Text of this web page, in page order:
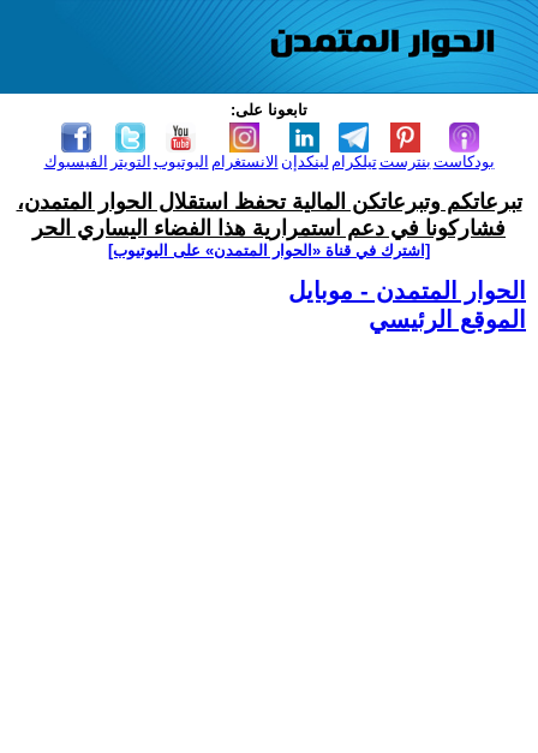
تابعونا على:
الفيسبوك التويتر اليوتيوب الانستغرام لينكدإن تيلكرامبنترست بودكاست
تبرعاتكم وتبرعاتكن المالية تحفظ استقلال الحوار المتمدن،
فشاركونا في دعم استمرارية هذا الفضاء اليساري الحر
[اشترك في قناة ‫«الحوار المتمدن» على اليوتيوب]
الحوار المتمدن - موبايل
الموقع الرئيسي